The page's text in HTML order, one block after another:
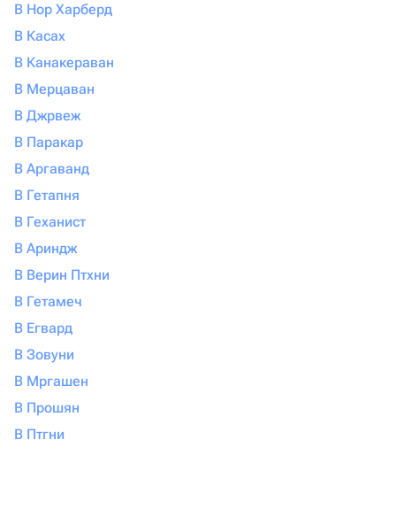
В Нор Харберд
В Касах
В Канакераван
В Мерцаван
В Джрвеж
В Паракар
В Аргаванд
В Гетапня
В Геханист
В Ариндж
В Верин Птхни
В Гетамеч
В Егвард
В Зовуни
В Мргашен
В Прошян
В Птгни